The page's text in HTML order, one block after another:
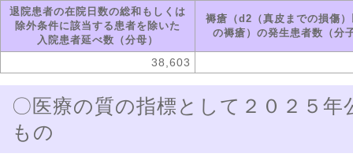
退院患者の在院日数の総和もしくは
除外条件に該当する患者を除いた
入院患者延べ数（分母）
褥瘡（d2（真皮までの損傷
の褥瘡）の発生患者数（分
38,603
〇医療の質の指標として２０２５年
もの